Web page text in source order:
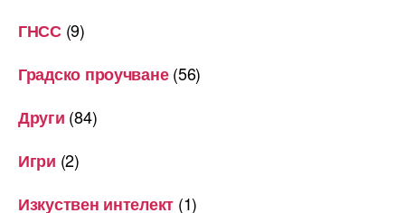
ГНСС(9)
Градско проучване(56)
Други (84)
Игри (2)
Изкуствен интелект (1)